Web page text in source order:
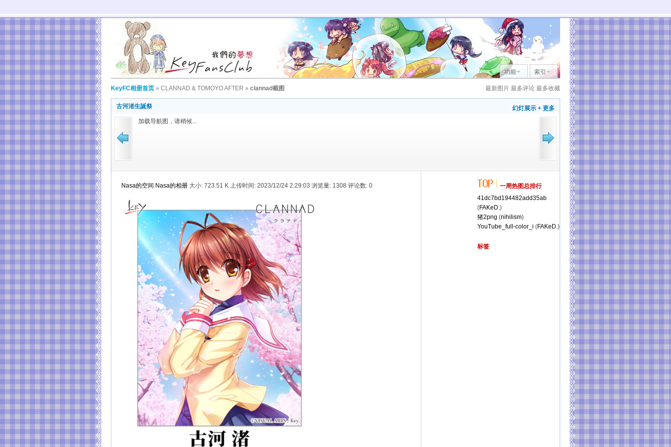
功能 索引
最新图片 最多评论 最多收藏
KeyFC相册首页 » CLANNAD & TOMOYO AFTER » clannad截图
幻灯展示 + 更多
古河渚生誕祭
加载导航图，请稍候...
Nasa的空间 Nasa的相册 大小: 723.51 K 上传时间: 2023/12/24 2:29:03 浏览量: 1308 评论数: 0
一周热图总排行
41dc7bd194482add35ab
(FAKeD.)
猪2png (nihilism)
YouTube_full-color_i (FAKeD.)
标签